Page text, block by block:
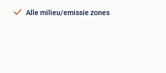
Alle milieu/emissie zones